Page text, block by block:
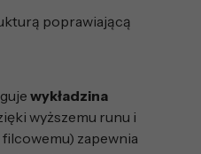
poprawiającą
wykładzina
wyższemu runu i
zapewnia